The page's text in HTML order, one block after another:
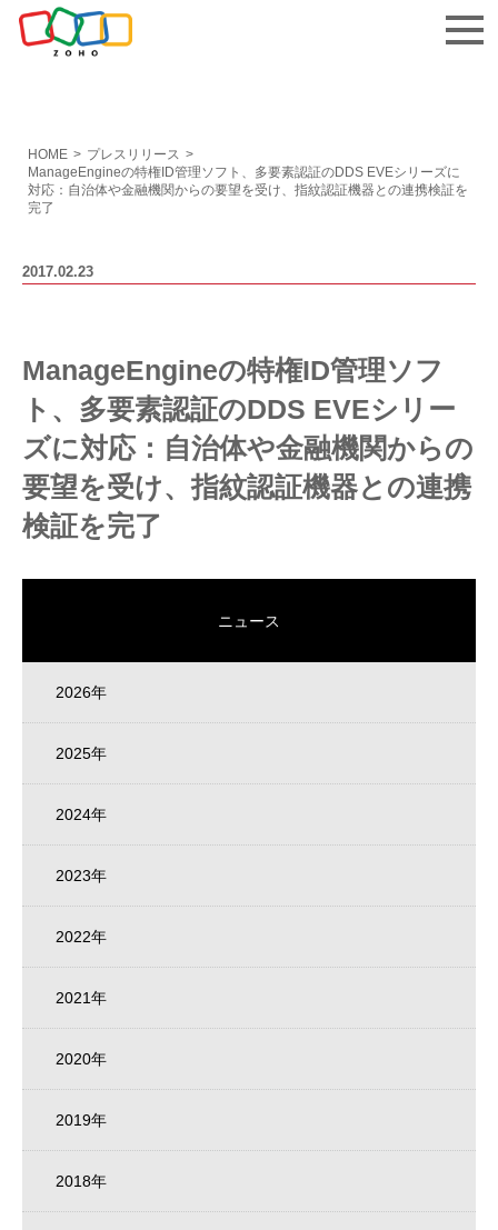
お問い合わせ
HOME > プレスリリース >
ManageEngineの特権ID管理ソフト、多要素認証のDDS EVEシリーズに
対応：自治体や金融機関からの要望を受け、指紋認証機器との連携検証を
完了
2017.02.23
ManageEngineの特権ID管理ソフ
ト、多要素認証のDDS EVEシリー
ズに対応：自治体や金融機関からの
要望を受け、指紋認証機器との連携
検証を完了
ニュース
2026年
2025年
2024年
2023年
2022年
2021年
2020年
2019年
2018年